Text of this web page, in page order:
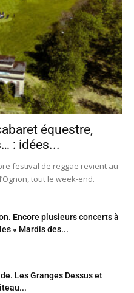
équestre,
: idées...
festival de reggae revient au
tout le week-end.
Encore plusieurs concerts à
« Mardis des...
Les Granges Dessus et